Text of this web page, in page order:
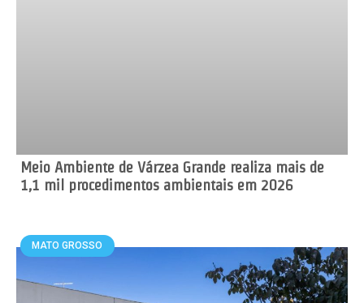
Meio Ambiente de Várzea Grande realiza mais de
1,1 mil procedimentos ambientais em 2026
MATO GROSSO